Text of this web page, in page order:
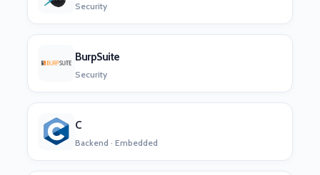
Security
BurpSuite
Security
C
Backend · Embedded